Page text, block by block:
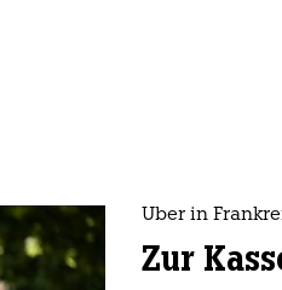
Uber in
Zur